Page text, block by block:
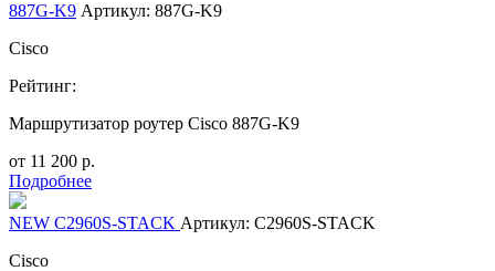
887G-K9 Артикул: 887G-K9
Cisco
Рейтинг:
Маршрутизатор роутер Cisco 887G-K9
от 11 200 р.
Подробнее
NEW C2960S-STACK Артикул: C2960S-STACK
Cisco